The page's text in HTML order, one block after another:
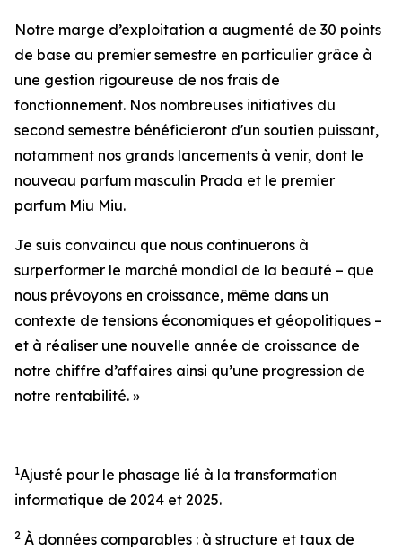
Notre marge d’exploitation a augmenté de 30 points
de base au premier semestre en particulier grâce à
une gestion rigoureuse de nos frais de
fonctionnement. Nos nombreuses initiatives du
second semestre bénéficieront d'un soutien puissant,
notamment nos grands lancements à venir, dont le
nouveau parfum masculin Prada et le premier
parfum Miu Miu.
Je suis convaincu que nous continuerons à
surperformer le marché mondial de la beauté – que
nous prévoyons en croissance, même dans un
contexte de tensions économiques et géopolitiques –
et à réaliser une nouvelle année de croissance de
notre chiffre d’affaires ainsi qu’une progression de
notre rentabilité. »
1Ajusté pour le phasage lié à la transformation
informatique de 2024 et 2025.
2 À données comparables : à structure et taux de